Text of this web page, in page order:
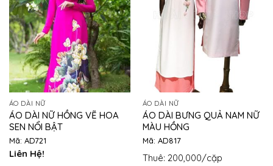
ÁO DÀI NỮ
ÁO DÀI NỮ HỒNG VẼ HOA
SEN NỔI BẬT
Mã: AD721
Liên Hệ!
ÁO DÀI NỮ
ÁO DÀI BƯNG QUẢ NAM NỮ
MÀU HỒNG
Mã: AD817
Thuê: 200,000/cặp